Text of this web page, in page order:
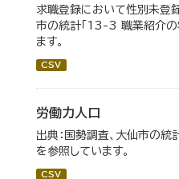
求職登録において性別未登
市の統計「13-3 職業紹介の
ます。
CSV
労働力人口
出典：国勢調査、大仙市の統
を参照しています。
CSV